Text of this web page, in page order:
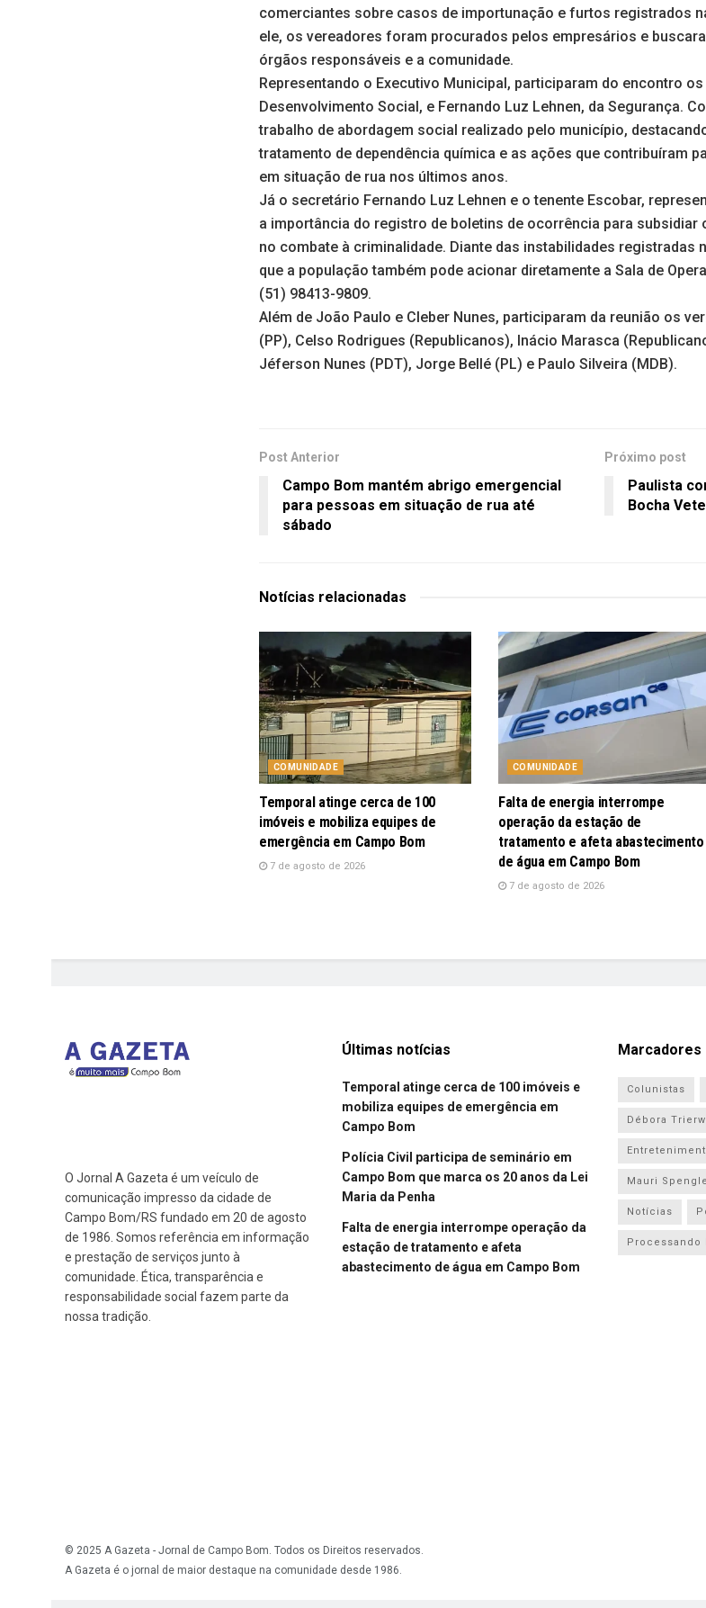
comerciantes sobre casos de importunação e furtos registrados
ele, os vereadores foram procurados pelos empresários e
órgãos responsáveis e a comunidade.
Representando o Executivo Municipal, participaram do encontro
Desenvolvimento Social, e Fernando Luz Lehnen, da Segurança.
trabalho de abordagem social realizado pelo município,
tratamento de dependência química e as ações que contribuíram
em situação de rua nos últimos anos.
Já o secretário Fernando Luz Lehnen e o tenente Escobar,
a importância do registro de boletins de ocorrência para
no combate à criminalidade. Diante das instabilidades registradas
que a população também pode acionar diretamente a Sala de
(51) 98413-9809.
Além de João Paulo e Cleber Nunes, participaram da reunião os
(PP), Celso Rodrigues (Republicanos), Inácio Marasca
Jéferson Nunes (PDT), Jorge Bellé (PL) e Paulo Silveira (MDB).
Post Anterior
Campo Bom mantém abrigo emergencial
para pessoas em situação de rua até
sábado
Próximo post
Paulista
Bocha
Notícias relacionadas
COMUNIDADE
Temporal atinge cerca de 100
imóveis e mobiliza equipes de
emergência em Campo Bom
7 de agosto de 2026
COMUNIDADE
Falta de energia interrompe
operação da estação de
tratamento e afeta abastecimento
de água em Campo Bom
7 de agosto de 2026
O Jornal A Gazeta é um veículo de
comunicação impresso da cidade de
Campo Bom/RS fundado em 20 de agosto
de 1986. Somos referência em informação
e prestação de serviços junto à
comunidade. Ética, transparência e
responsabilidade social fazem parte da
nossa tradição.
Últimas notícias
Temporal atinge cerca de 100 imóveis e
mobiliza equipes de emergência em
Campo Bom
Polícia Civil participa de seminário em
Campo Bom que marca os 20 anos da Lei
Maria da Penha
Falta de energia interrompe operação da
estação de tratamento e afeta
abastecimento de água em Campo Bom
Marcadores
Colunistas
Débora
Mauri
Notícias
Processando
© 2025 A Gazeta - Jornal de Campo Bom. Todos os Direitos reservados.
A Gazeta é o jornal de maior destaque na comunidade desde 1986.